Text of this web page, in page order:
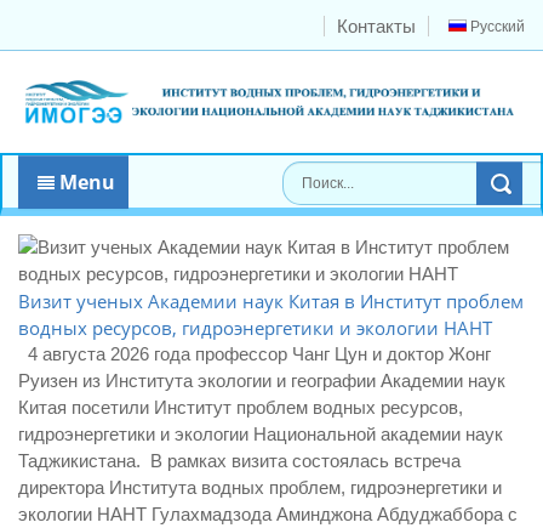
Русский
Контакты
Menu
Визит ученых Академии наук Китая в Институт проблем
водных ресурсов, гидроэнергетики и экологии НАНТ
4 августа 2026 года профессор Чанг Цун и доктор Жонг
Руизен из Института экологии и географии Академии наук
Китая посетили Институт проблем водных ресурсов,
гидроэнергетики и экологии Национальной академии наук
Таджикистана. В рамках визита состоялась встреча
директора Института водных проблем, гидроэнергетики и
экологии НАНТ Гулахмадзода Аминджона Абдуджаббора с